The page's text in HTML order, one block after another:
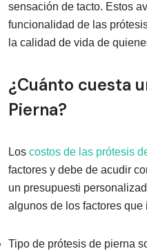
sensación de tacto. Estos
funcionalidad de las
la calidad de vida de
¿Cuánto cuesta
Pierna?
Los costos de las prótesis
factores y debe de acudir
un presupuesti
algunos de los factores que
Tipo de prótesis de pierna